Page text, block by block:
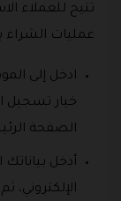
تتيح للعملاء
عمليات
ادخل إلى
خيار تسجيل
الصفحة
أدخل
الإلكتروني،